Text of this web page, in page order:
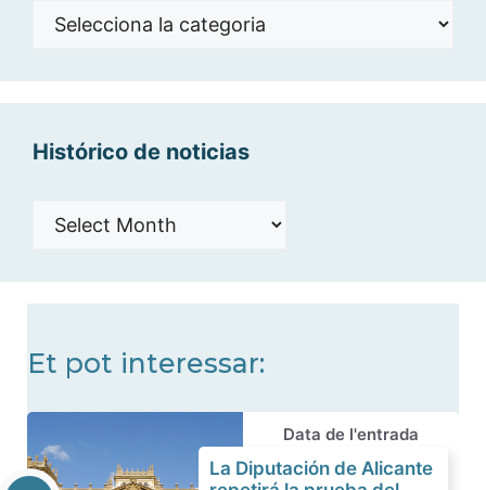
Noticias
Histórico de noticias
Histórico
Et pot interessar:
Data de l'entrada
La Diputación de Alicante